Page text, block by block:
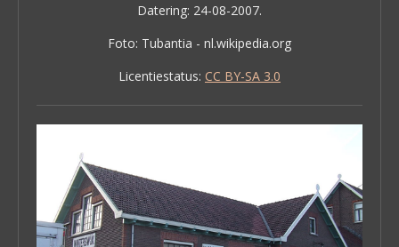
Datering: 24-08-2007.
Foto: Tubantia - nl.wikipedia.org
Licentiestatus: CC BY-SA 3.0